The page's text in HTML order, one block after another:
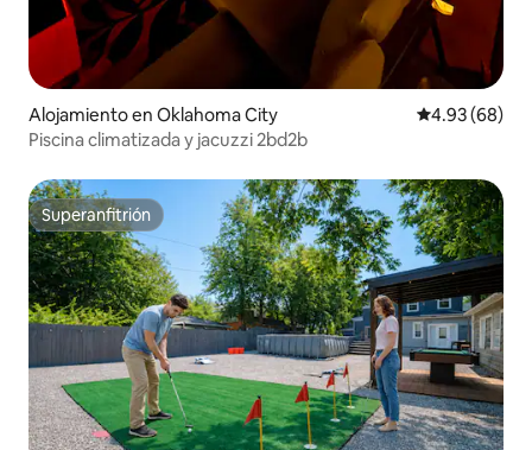
Alojamiento en Oklahoma City Calificación
4.93 (68)
Piscina climatizada y jacuzzi 2bd2b
Superanfitrión
Superanfitrión